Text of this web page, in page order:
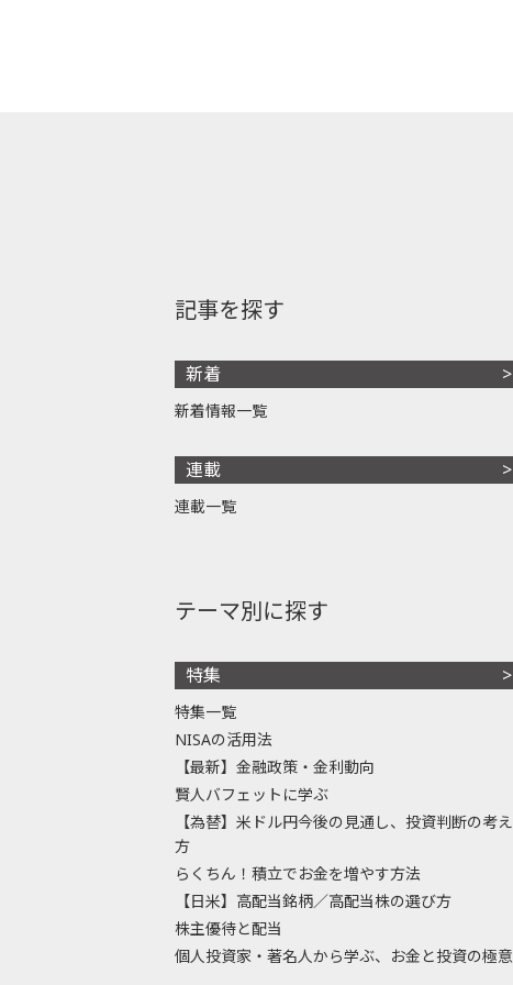
記事を探す
新着
新着情報一覧
連載
連載一覧
テーマ別に探す
特集
特集一覧
NISAの活用法
【最新】金融政策・金利動向
賢人バフェットに学ぶ
【為替】米ドル円今後の見通し、投資判断の考え
方
らくちん！積立でお金を増やす方法
【日米】高配当銘柄／高配当株の選び方
株主優待と配当
個人投資家・著名人から学ぶ、お金と投資の極意